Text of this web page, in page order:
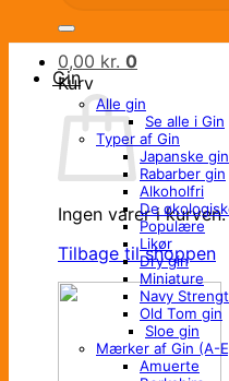
0,00 kr. 0
Kurv
Ingen varer i kurven.
Tilbage til shoppen
Gin
Alle gin
Se alle i Gin
Typer af Gin
Japanske gin
Rabarber gin
Alkoholfri
De
Populære
Likør
Dry gin
Miniature
Navy
Old Tom gin
Sloe gin
Mærker af Gin (A-
Amuerte